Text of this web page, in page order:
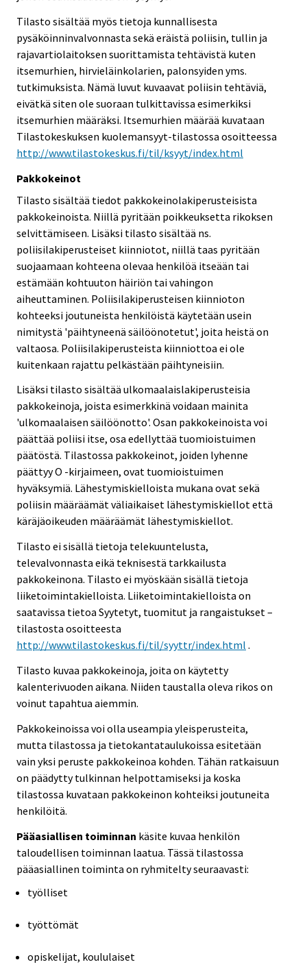
Tilasto sisältää myös tietoja kunnallisesta
pysäköinninvalvonnasta sekä eräistä poliisin, tullin ja
rajavartiolaitoksen suorittamista tehtävistä kuten
itsemurhien, hirvieläinkolarien, palonsyiden yms.
tutkimuksista. Nämä luvut kuvaavat poliisin tehtäviä,
eivätkä siten ole suoraan tulkittavissa esimerkiksi
itsemurhien määräksi. Itsemurhien määrää kuvataan
Tilastokeskuksen kuolemansyyt-tilastossa osoitteessa
http://www.tilastokeskus.fi/til/ksyyt/index.html
Pakkokeinot
Tilasto sisältää tiedot pakkokeinolakiperusteisista
pakkokeinoista. Niillä pyritään poikkeuksetta rikoksen
selvittämiseen. Lisäksi tilasto sisältää ns.
poliisilakiperusteiset kiinniotot, niillä taas pyritään
suojaamaan kohteena olevaa henkilöä itseään tai
estämään kohtuuton häiriön tai vahingon
aiheuttaminen. Poliisilakiperusteisen kiinnioton
kohteeksi joutuneista henkilöistä käytetään usein
nimitystä 'päihtyneenä säilöönotetut', joita heistä on
valtaosa. Poliisilakiperusteista kiinniottoa ei ole
kuitenkaan rajattu pelkästään päihtyneisiin.
Lisäksi tilasto sisältää ulkomaalaislakiperusteisia
pakkokeinoja, joista esimerkkinä voidaan mainita
'ulkomaalaisen säilöönotto'. Osan pakkokeinoista voi
päättää poliisi itse, osa edellyttää tuomioistuimen
päätöstä. Tilastossa pakkokeinot, joiden lyhenne
päättyy O -kirjaimeen, ovat tuomioistuimen
hyväksymiä. Lähestymiskielloista mukana ovat sekä
poliisin määräämät väliaikaiset lähestymiskiellot että
käräjäoikeuden määräämät lähestymiskiellot.
Tilasto ei sisällä tietoja telekuuntelusta,
televalvonnasta eikä teknisestä tarkkailusta
pakkokeinona. Tilasto ei myöskään sisällä tietoja
liiketoimintakielloista. Liiketoimintakielloista on
saatavissa tietoa Syytetyt, tuomitut ja rangaistukset –
tilastosta osoitteesta
http://www.tilastokeskus.fi/til/syyttr/index.html .
Tilasto kuvaa pakkokeinoja, joita on käytetty
kalenterivuoden aikana. Niiden taustalla oleva rikos on
voinut tapahtua aiemmin.
Pakkokeinoissa voi olla useampia yleisperusteita,
mutta tilastossa ja tietokantataulukoissa esitetään
vain yksi peruste pakkokeinoa kohden. Tähän ratkaisuun
on päädytty tulkinnan helpottamiseksi ja koska
tilastossa kuvataan pakkokeinon kohteiksi joutuneita
henkilöitä.
Pääasiallisen toiminnan käsite kuvaa henkilön
taloudellisen toiminnan laatua. Tässä tilastossa
pääasiallinen toiminta on ryhmitelty seuraavasti:
työlliset
työttömät
opiskelijat, koululaiset